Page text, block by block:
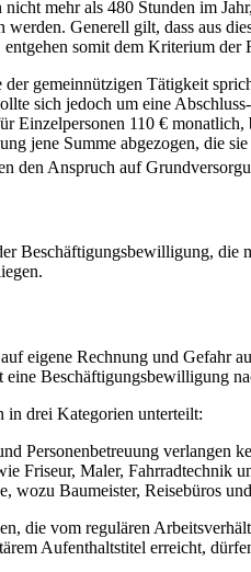
mehr als 480 Stunden im
Generell gilt, dass aus
somit dem Kriterium der
der gemeinnützigen Tätigkeit
sich jedoch um eine
Einzelpersonen 110 €
jene Summe abgezogen, die
den Anspruch auf
Beschäftigungsbewilligung, die
eigene Rechnung und Gefahr
Beschäftigungsbewilligung
in drei Kategorien unterteilt:
Personenbetreuung verlangen
Friseur, Maler, Fahrradtechnik
wozu Baumeister, Reisebüros
die vom regulären
Aufenthaltstitel erreicht,